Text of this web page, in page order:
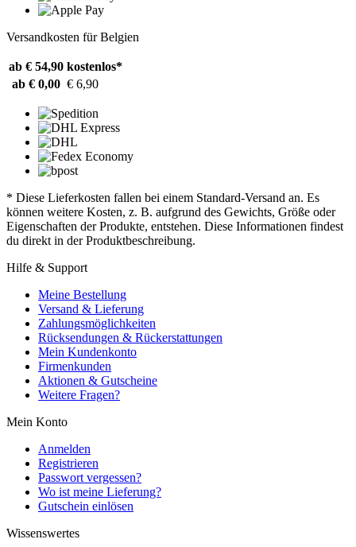
Versandkosten für Belgien
ab € 54,90 kostenlos*
ab € 0,00 € 6,90
* Diese Lieferkosten fallen bei einem Standard-Versand an. Es
können weitere Kosten, z. B. aufgrund des Gewichts, Größe oder
Eigenschaften der Produkte, entstehen. Diese Informationen findest
du direkt in der Produktbeschreibung.
Hilfe & Support
Meine Bestellung
Versand & Lieferung
Zahlungsmöglichkeiten
Rücksendungen & Rückerstattungen
Mein Kundenkonto
Firmenkunden
Aktionen & Gutscheine
Weitere Fragen?
Mein Konto
Anmelden
Registrieren
Passwort vergessen?
Wo ist meine Lieferung?
Gutschein einlösen
Wissenswertes